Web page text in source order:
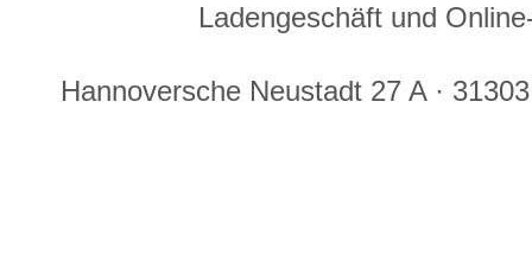
Ladengeschäft und
Hannoversche Neustadt 27 A ·